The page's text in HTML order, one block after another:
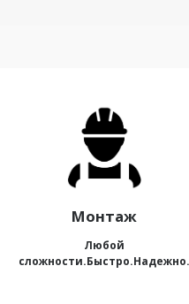
Монтаж
Любой
сложности.Быстро.Надежно.